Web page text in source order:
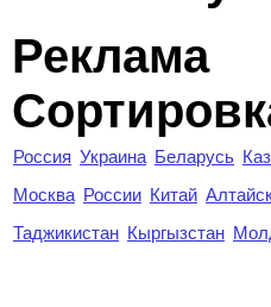
Реклама
Россия Украина Беларусь
Москва России Китай
Таджикистан Кыргызстан